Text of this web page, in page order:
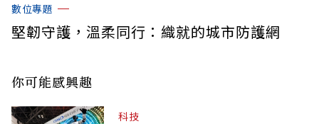
數位專題
堅韌守護，溫柔同行：織就的城市防護網
你可能感興趣
科技